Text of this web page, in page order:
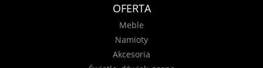
OFERTA
Meble
Namioty
Akcesoria